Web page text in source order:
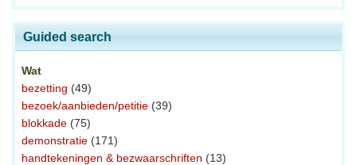
Guided search
Wat
bezetting (49)
bezoek/aanbieden/petitie (39)
blokkade (75)
demonstratie (171)
handtekeningen & bezwaarschriften (13)